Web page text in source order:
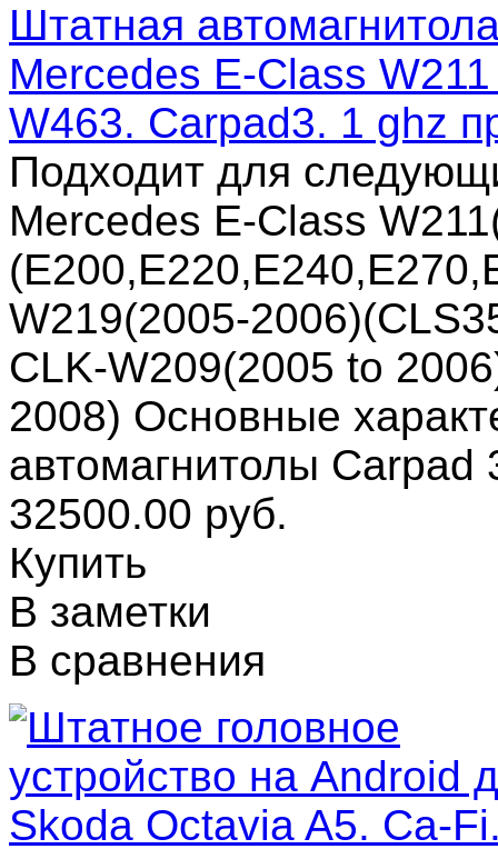
Штатная
Mercedes E-Class
W463. Carpad3. 1 ghz
Подходит для
Mercedes E-Class
W219(2005-
CLK-W209(2005 to
2008) Основные
автомагнитолы
32500.00 руб.
Купить
В заметки
В сравнения